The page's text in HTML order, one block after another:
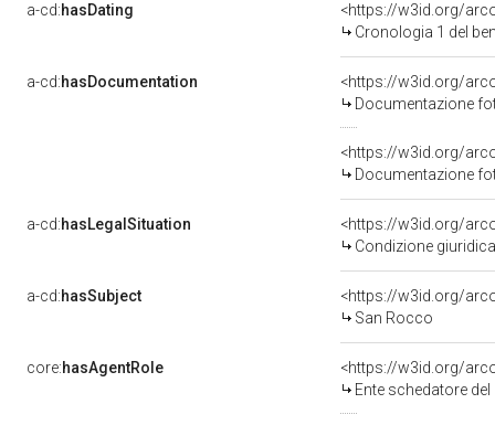
a-cd:hasDating
<https://w3id.org/
Cronologia 1 del
a-cd:hasDocumentation
Documentazione
Documentazione
a-cd:hasLegalSituation
<https://w3id.org/
Condizione
a-cd:hasSubject
<https://w3id.org/
San Rocco
core:hasAgentRole
<https://w3id.org/
Ente schedatore del bene